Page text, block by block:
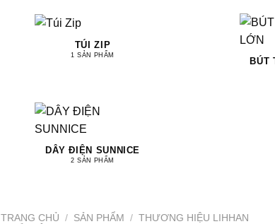
TÚI ZIP
1 SẢN PHẨM
BÚT
DÂY ĐIỆN SUNNICE
2 SẢN PHẨM
TRANG CHỦ / SẢN PHẨM / THƯƠNG HIỆU LIHHAN